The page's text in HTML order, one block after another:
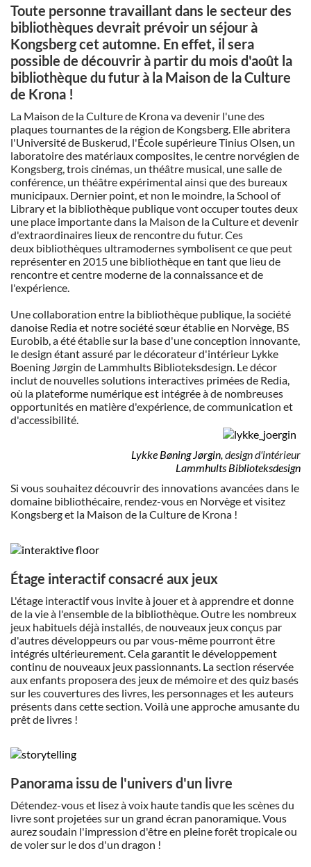
Toute personne travaillant dans le secteur des
bibliothèques devrait prévoir un séjour à
Kongsberg cet automne. En effet, il sera
possible de découvrir à partir du mois d'août la
bibliothèque du futur à la Maison de la Culture
de Krona !
La Maison de la Culture de Krona va devenir l'une des
plaques tournantes de la région de Kongsberg. Elle abritera
l'Université de Buskerud, l'École supérieure Tinius Olsen, un
laboratoire des matériaux composites, le centre norvégien de
Kongsberg, trois cinémas, un théâtre musical, une salle de
conférence, un théâtre expérimental ainsi que des bureaux
municipaux. Dernier point, et non le moindre, la School of
Library et la bibliothèque publique vont occuper toutes deux
une place importante dans la Maison de la Culture et devenir
d'extraordinaires lieux de rencontre du futur. Ces
deux bibliothèques ultramodernes symbolisent ce que peut
représenter en 2015 une bibliothèque en tant que lieu de
rencontre et centre moderne de la connaissance et de
l'expérience.
Une collaboration entre la bibliothèque publique, la société
danoise Redia et notre société sœur établie en Norvège, BS
Eurobib, a été établie sur la base d'une conception innovante,
le design étant assuré par le décorateur d'intérieur Lykke
Boening Jørgin de Lammhults Biblioteksdesign. Le décor
inclut de nouvelles solutions interactives primées de Redia,
où la plateforme numérique est intégrée à de nombreuses
opportunités en matière d'expérience, de communication et
d'accessibilité.
Lykke Bøning Jørgin,design d'intérieur
Lammhults Biblioteksdesign
Si vous souhaitez découvrir des innovations avancées dans le
domaine bibliothécaire, rendez-vous en Norvège et visitez
Kongsberg et la Maison de la Culture de Krona !
Étage interactif consacré aux jeux
L'étage interactif vous invite à jouer et à apprendre et donne
de la vie à l'ensemble de la bibliothèque. Outre les nombreux
jeux habituels déjà installés, de nouveaux jeux conçus par
d'autres développeurs ou par vous-même pourront être
intégrés ultérieurement. Cela garantit le développement
continu de nouveaux jeux passionnants. La section réservée
aux enfants proposera des jeux de mémoire et des quiz basés
sur les couvertures des livres, les personnages et les auteurs
présents dans cette section. Voilà une approche amusante du
prêt de livres !
Panorama issu de l'univers d'un livre
Détendez-vous et lisez à voix haute tandis que les scènes du
livre sont projetées sur un grand écran panoramique. Vous
aurez soudain l'impression d'être en pleine forêt tropicale ou
de voler sur le dos d'un dragon !